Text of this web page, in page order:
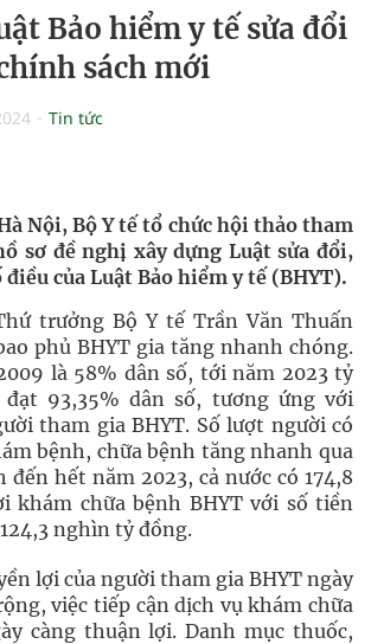
Bảo hiểm y tế sửa đổi
sách mới
Tin tức
Nội, Bộ Y tế tổ chức hội thảo tham
sơ đề nghị xây dựng Luật sửa đổi,
của Luật Bảo hiểm y tế (BHYT).
trưởng Bộ Y tế Trần Văn Thuấn
phủ BHYT gia tăng nhanh chóng.
là 58% dân số, tới năm 2023 tỷ
93,35% dân số, tương ứng với
tham gia BHYT. Số lượt người có
bệnh, chữa bệnh tăng nhanh qua
hết năm 2023, cả nước có 174,8
khám chữa bệnh BHYT với số tiền
nghìn tỷ đồng.
lợi của người tham gia BHYT ngày
việc tiếp cận dịch vụ khám chữa
càng thuận lợi. Danh mục thuốc,